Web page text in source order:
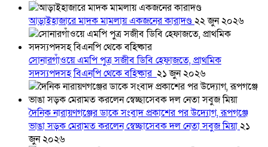
আড়াইহাজারে মাদক মামলায় একজনের কারাদণ্ড২২ জুন ২০২৬
সোনারগাঁওয়ে এমপি পুত্র সজীব ডিবি হেফাজতে, প্রাথমিক
সদস্যপদসহ বিএনপি থেকে বহিষ্কার ২১ জুন ২০২৬
দৈনিক নারায়ণগঞ্জের ডাকে সংবাদ প্রকাশের পর উদ্যোগ, রূপগঞ্জে
ভাঙা সড়ক মেরামত করলেন স্বেচ্ছাসেবক দল নেতা সবুজ মিয়া২১
জুন ২০২৬